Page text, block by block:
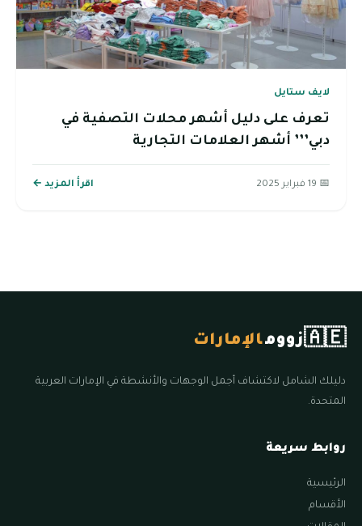
لايف ستايل
تعرف على دليل أشهر محلات التصفية في
دبي’’’ أشهر العلامات التجارية
📅 19 فبراير 2025 اقرأ المزيد ←
🇦🇪زوومالإمارات
دليلك الشامل لاكتشاف أجمل الوجهات والأنشطة في الإمارات العربية
المتحدة.
روابط سريعة
الرئيسية
الأقسام